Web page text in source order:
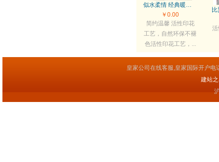
似水柔情 经典暖黄四件套
￥0.00
简约温馨 活性印花
工艺，自然环保不褪
色活性印花工艺，...
皇家公司在线客服,皇家国际开户
建站